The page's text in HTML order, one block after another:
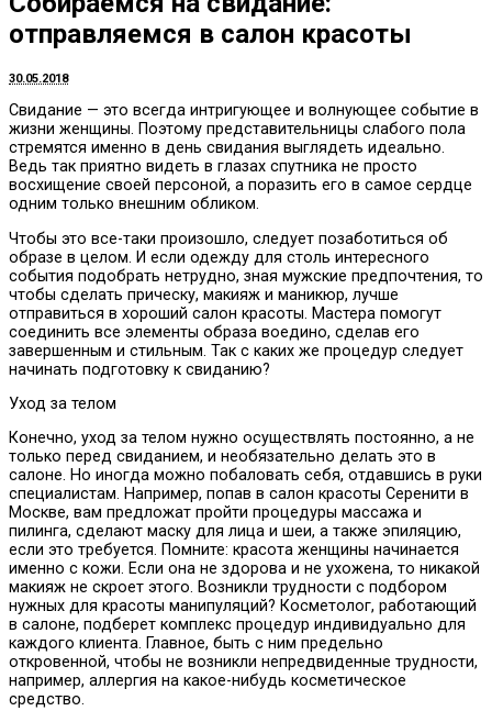
отправляемся в салон красоты
30.05.2018
Свидание — это всегда интригующее и волнующее событие в
жизни женщины. Поэтому представительницы слабого пола
стремятся именно в день свидания выглядеть идеально.
Ведь так приятно видеть в глазах спутника не просто
восхищение своей персоной, а поразить его в самое сердце
одним только внешним обликом.
Чтобы это все-таки произошло, следует позаботиться об
образе в целом. И если одежду для столь интересного
события подобрать нетрудно, зная мужские предпочтения, то
чтобы сделать прическу, макияж и маникюр, лучше
отправиться в хороший салон красоты. Мастера помогут
соединить все элементы образа воедино, сделав его
завершенным и стильным. Так с каких же процедур следует
начинать подготовку к свиданию?
Уход за телом
Конечно, уход за телом нужно осуществлять постоянно, а не
только перед свиданием, и необязательно делать это в
салоне. Но иногда можно побаловать себя, отдавшись в руки
специалистам. Например, попав в салон красоты Серенити в
Москве, вам предложат пройти процедуры массажа и
пилинга, сделают маску для лица и шеи, а также эпиляцию,
если это требуется. Помните: красота женщины начинается
именно с кожи. Если она не здорова и не ухожена, то никакой
макияж не скроет этого. Возникли трудности с подбором
нужных для красоты манипуляций? Косметолог, работающий
в салоне, подберет комплекс процедур индивидуально для
каждого клиента. Главное, быть с ним предельно
откровенной, чтобы не возникли непредвиденные трудности,
например, аллергия на какое-нибудь косметическое
средство.